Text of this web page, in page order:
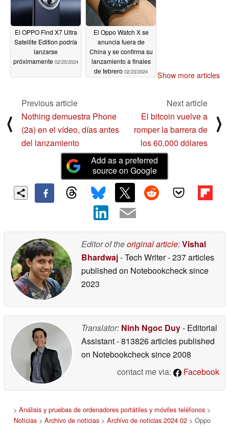
El OPPO Find X7 Ultra
Satellite Edition podría
lanzarse
próximamente 02/25/2024
El Oppo Watch X se
anuncia fuera de
China y se confirma su
lanzamiento a finales
de febrero 02/23/2024 Show more articles
⟨
Previous article
Nothing demuestra Phone
(2a) en el vídeo, días antes
del lanzamiento
Next article
El bitcoin vuelve a
romper la barrera de
los 60.000 dólares
⟩
Add as a preferred
source on Google
Editor of theoriginal article:Vishal
Bhardwaj- Tech Writer- 237 articles
published on Notebookchecksince
2023
Translator: Ninh Ngoc Duy- Editorial
Assistant- 813826 articles published
on Notebookchecksince 2008
contact me via:
Facebook
> Análisis y pruebas de ordenadores portátiles y móviles teléfonos >
Noticias> Archivo de noticias> Archivo de noticias 2024 02> Oppo